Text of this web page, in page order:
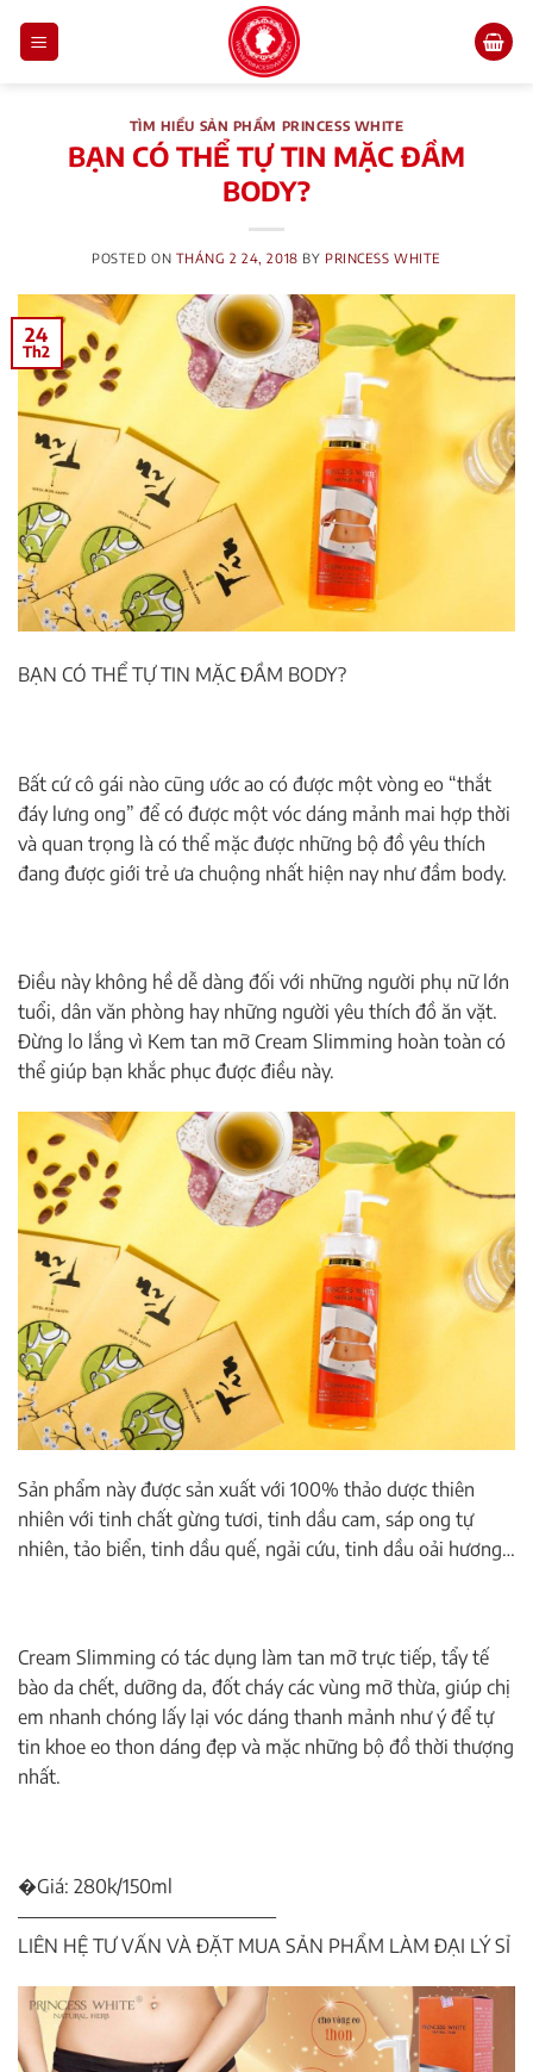
TÌM HIỂU SẢN PHẨM PRINCESS WHITE
BẠN CÓ THỂ TỰ TIN MẶC ĐẦM
BODY?
POSTED ON THÁNG 2 24, 2018 BY PRINCESS WHITE
24
Th2
BẠN CÓ THỂ TỰ TIN MẶC ĐẦM BODY?
Bất cứ cô gái nào cũng ước ao có được một vòng eo “thắt
đáy lưng ong” để có được một vóc dáng mảnh mai hợp thời
và quan trọng là có thể mặc được những bộ đồ yêu thích
đang được giới trẻ ưa chuộng nhất hiện nay như đầm body.
Điều này không hề dễ dàng đối với những người phụ nữ lớn
tuổi, dân văn phòng hay những người yêu thích đồ ăn vặt.
Đừng lo lắng vì Kem tan mỡ Cream Slimming hoàn toàn có
thể giúp bạn khắc phục được điều này.
Sản phẩm này được sản xuất với 100% thảo dược thiên
nhiên với tinh chất gừng tươi, tinh dầu cam, sáp ong tự
nhiên, tảo biển, tinh dầu quế, ngải cứu, tinh dầu oải hương…
Cream Slimming có tác dụng làm tan mỡ trực tiếp, tẩy tế
bào da chết, dưỡng da, đốt cháy các vùng mỡ thừa, giúp chị
em nhanh chóng lấy lại vóc dáng thanh mảnh như ý để tự
tin khoe eo thon dáng đẹp và mặc những bộ đồ thời thượng
nhất.
�Giá: 280k/150ml
———————————————–
LIÊN HỆ TƯ VẤN VÀ ĐẶT MUA SẢN PHẨM LÀM ĐẠI LÝ SỈ